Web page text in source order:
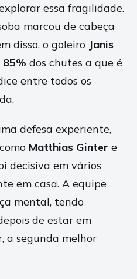
essa fragilidade.
marcou de cabeça
disso, o goleiro Janis
85% dos chutes a que é
entre todos os
defesa experiente,
Matthias Ginter e
decisiva em vários
em casa. A equipe
mental, tendo
de estar em
a segunda melhor